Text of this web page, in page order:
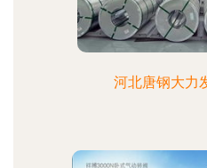
河北唐钢大力